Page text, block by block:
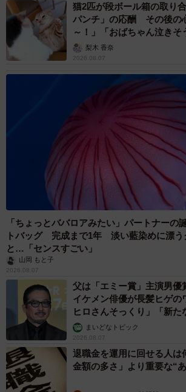
娘さん2人と旅行先で♡（提供：＠shiory.shさん）
猫2匹が段ボール箱の取り
パンチ」の応酬 その後の
～！」「おばちゃん泣きそ
梨木 香奈
2026.08.07
「ちょっとババロアみたい」パートナーの
トバッグ 完成まで1年 淡い藍染めに漂
と…「センスすごい」
山岡 もと子
2026.08.07
父は「エミー賞」主演男
イケメン俳優が長髪ヒゲの
ヒロさんそっくり」「新た
まいどなトピック
2026.08.07
退職金を運用に回せる人は
金額の多さ」より重要な“